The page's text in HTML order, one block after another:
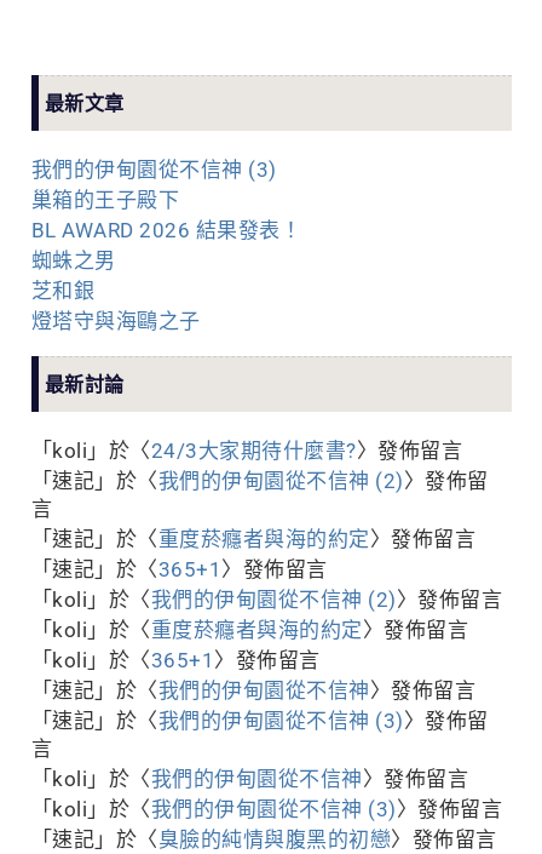
最新文章
我們的伊甸園從不信神 (3)
巢箱的王子殿下
BL AWARD 2026 結果發表！
蜘蛛之男
芝和銀
燈塔守與海鷗之子
最新討論
「 koli 」於〈24/3大家期待什麼書?〉發佈留言
「 速記 」於〈我們的伊甸園從不信神 (2)〉發佈留
言
「 速記 」於〈重度菸癮者與海的約定〉發佈留言
「 速記 」於〈365+1 〉發佈留言
「 koli 」於〈我們的伊甸園從不信神 (2)〉發佈留言
「 koli 」於〈重度菸癮者與海的約定〉發佈留言
「 koli 」於〈365+1 〉發佈留言
「 速記 」於〈我們的伊甸園從不信神〉發佈留言
「 速記 」於〈我們的伊甸園從不信神 (3)〉發佈留
言
「 koli 」於〈我們的伊甸園從不信神〉發佈留言
「 koli 」於〈我們的伊甸園從不信神 (3)〉發佈留言
「 速記 」於〈臭臉的純情與腹黑的初戀〉發佈留言